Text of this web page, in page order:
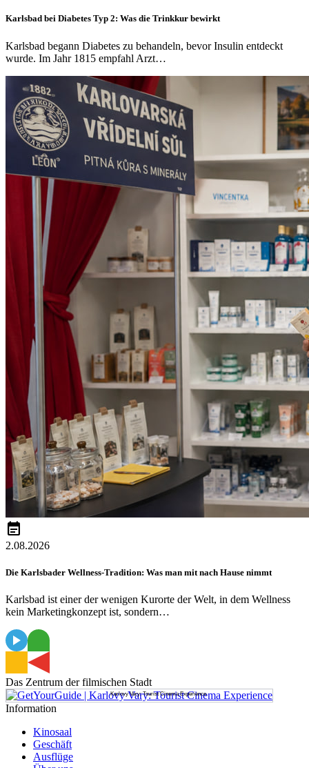
Karlsbad bei Diabetes Typ 2: Was die Trinkkur bewirkt
Karlsbad begann Diabetes zu behandeln, bevor Insulin entdeckt
wurde. Im Jahr 1815 empfahl Arzt…
event_note
2.08.2026
Die Karlsbader Wellness-Tradition: Was man mit nach Hause nimmt
Karlsbad ist einer der wenigen Kurorte der Welt, in dem Wellness
kein Marketingkonzept ist, sondern…
Das Zentrum der filmischen Stadt
Karlovy Vary: Tourist Cinema Experience
Information
Kinosaal
Geschäft
Ausflüge